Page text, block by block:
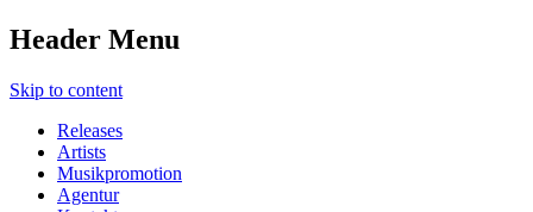
Header Menu
Skip to content
Releases
Artists
Musikpromotion
Agentur